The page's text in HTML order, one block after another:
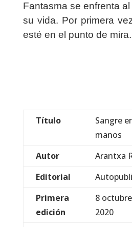
Fantasma se enfrenta
su vida. Por primera
esté en el punto de mira.
Título
Sangre
manos
Autor
Arantxa
Editorial
Primera
edición
8 octubre
2020